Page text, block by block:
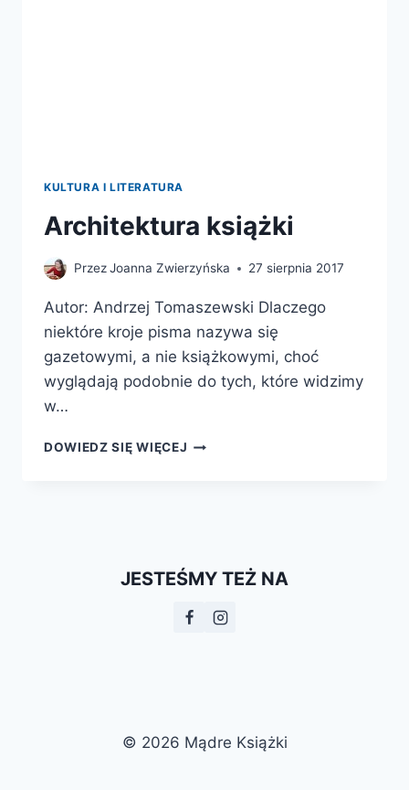
KULTURA I LITERATURA
Architektura książki
PrzezJoanna Zwierzyńska 27 sierpnia 2017
Autor: Andrzej Tomaszewski Dlaczego
niektóre kroje pisma nazywa się
gazetowymi, a nie książkowymi, choć
wyglądają podobnie do tych, które widzimy
w…
DOWIEDZ SIĘ WIĘCEJ ARCHITEKTURA
JESTEŚMY TEŻ NA
© 2026 Mądre Książki